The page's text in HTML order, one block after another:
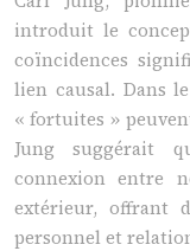
introduit le
coïncidences
lien causal. Dans
« fortuites »
Jung suggérait
connexion entre
extérieur, offrant
personnel et